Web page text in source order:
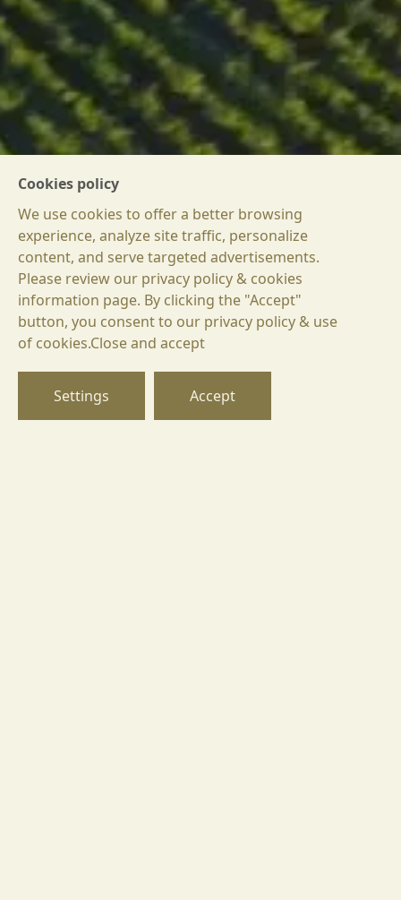
БГ
EN
DE
Cookies policy
We use cookies to offer a better browsing
experience, analyze site traffic, personalize
content, and serve targeted advertisements.
Please review our privacy policy & cookies
information page. By clicking the "Accept"
button, you consent to our privacy policy & use
of cookies.Close and accept
Settings Accept